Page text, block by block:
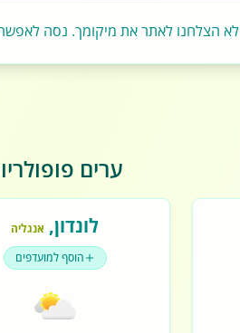
לא הצלחנו לאתר את מיקומך. נסה
ערים
לונדון, אנגליה
הוסף למועדפים